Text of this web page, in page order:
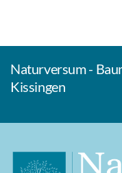
Naturversum -
Kissingen